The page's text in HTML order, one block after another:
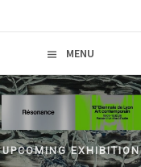
MENU
UPCOMING EXHIBITION